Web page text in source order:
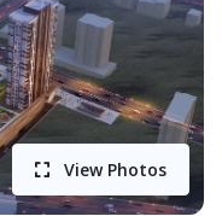
View Photos